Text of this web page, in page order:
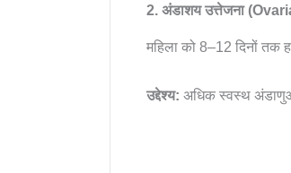
2. अंडाशय उत्तेजना
महिला को 8–12 दिनों तक
उद्देश्य: अधिक स्वस्थ अंडाणुओं